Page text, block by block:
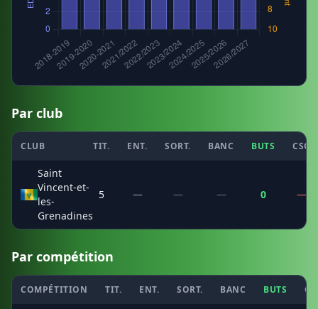
Par club
CLUB TIT. ENT. SORT. BANC BUTS CSC
Saint
Vincent-et-
les-
Grenadines
5 — — — 0 —
Par compétition
COMPÉTITION TIT. ENT. SORT. BANC BUTS